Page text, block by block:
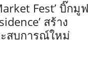
Fest’ บิ๊กมูฟ
สร้าง
สบการณ์ใหม่